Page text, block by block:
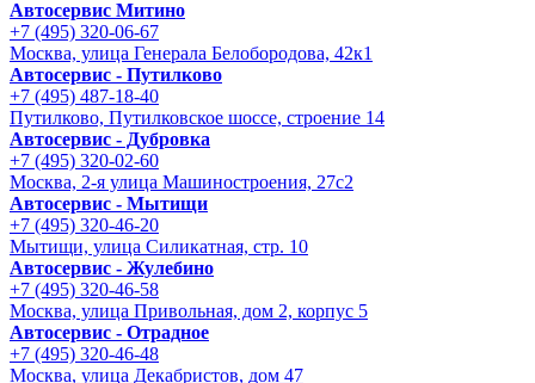
Автосервис Митино
+7 (495) 320-06-67
Москва, улица Генерала Белобородова, 42к1
Автосервис - Путилково
+7 (495) 487-18-40
Путилково, Путилковское шоссе, строение 14
Автосервис - Дубровка
+7 (495) 320-02-60
Москва, 2-я улица Машиностроения, 27с2
Автосервис - Мытищи
+7 (495) 320-46-20
Мытищи, улица Силикатная, стр. 10
Автосервис - Жулебино
+7 (495) 320-46-58
Москва, улица Привольная, дом 2, корпус 5
Автосервис - Отрадное
+7 (495) 320-46-48
Москва, улица Декабристов, дом 47